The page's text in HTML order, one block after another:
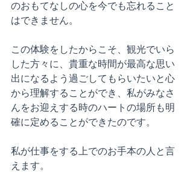
のおもてなしの心を今でも忘れること
はできません。
この体験をしたからこそ、観光でいら
した方々に、貴重な時間が最高な思い
出になるよう過ごしてもらいたいと心
から理解することができ、私がみなさ
んをお迎えする時のハートの場所も明
確に定めることができたのです。
私が仕事をする上でのお手本の人と言
えます。